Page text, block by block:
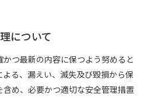
について
つ最新の内容に保つよう努めると
る、漏えい、滅失及び毀損から保
め、必要かつ適切な安全管理措置